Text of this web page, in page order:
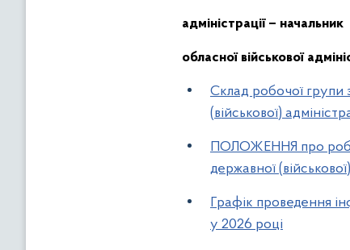
адміністрації – начальник
обласної військової
Склад робочої групи
(військової)
ПОЛОЖЕННЯ про
державної
Графік проведення
у 2026 році